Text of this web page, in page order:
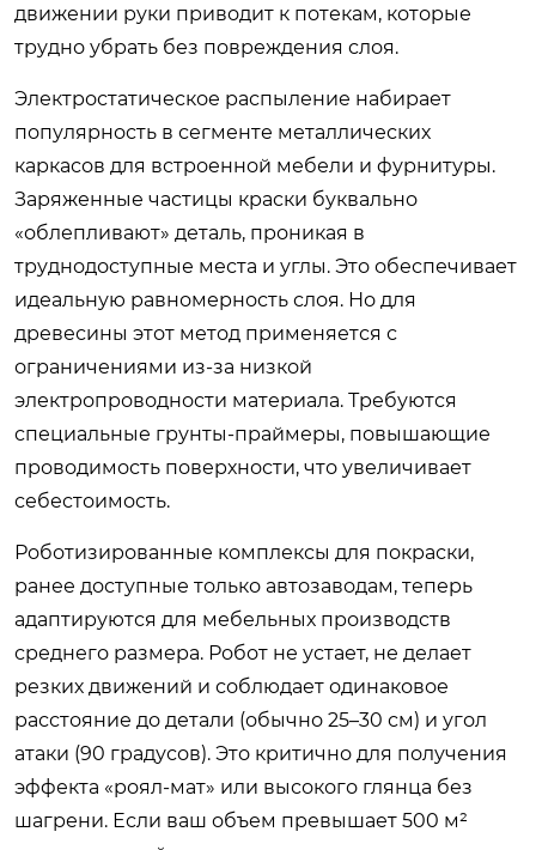
движении руки приводит к потекам, которые
трудно убрать без повреждения слоя.
Электростатическое распыление набирает
популярность в сегменте металлических
каркасов для встроенной мебели и фурнитуры.
Заряженные частицы краски буквально
«облепливают» деталь, проникая в
труднодоступные места и углы. Это обеспечивает
идеальную равномерность слоя. Но для
древесины этот метод применяется с
ограничениями из-за низкой
электропроводности материала. Требуются
специальные грунты-праймеры, повышающие
проводимость поверхности, что увеличивает
себестоимость.
Роботизированные комплексы для покраски,
ранее доступные только автозаводам, теперь
адаптируются для мебельных производств
среднего размера. Робот не устает, не делает
резких движений и соблюдает одинаковое
расстояние до детали (обычно 25–30 см) и угол
атаки (90 градусов). Это критично для получения
эффекта «роял-мат» или высокого глянца без
шагрени. Если ваш объем превышает 500 м²